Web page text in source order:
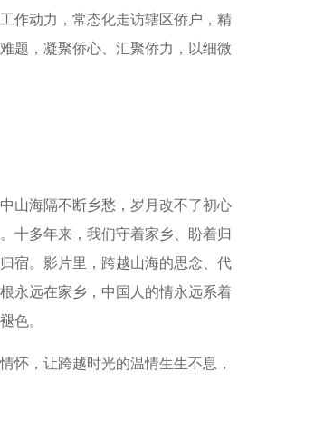
作动力，常态化走访辖区侨户，精
题，凝聚侨心、汇聚侨力，以细微
山海隔不断乡愁，岁月改不了初心
十多年来，我们守着家乡、盼着归
宿。影片里，跨越山海的思念、代
永远在家乡，中国人的情永远系着
色。
怀，让跨越时光的温情生生不息，